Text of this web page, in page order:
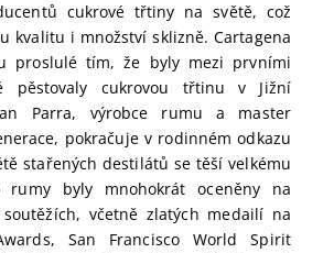
cukrové třtiny na světě, což
kvalitu i množství sklizně. Cartagena
proslulé tím, že byly mezi prvními
pěstovaly cukrovou třtinu v Jižní
Parra, výrobce rumu a master
pokračuje v rodinném odkazu
stařených destilátů se těší velkému
byly mnohokrát oceněny na
včetně zlatých medailí na
San Francisco World Spirit